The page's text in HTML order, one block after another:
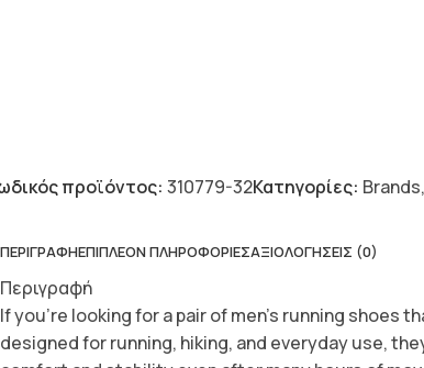
προϊόντος:310779-32Κατηγορίες: Brands,
ΠΕΡΙΓΡΑΦΉΕΠΙΠΛΈΟΝ ΠΛΗΡΟΦΟΡΊΕΣΑΞΙΟΛΟΓΉΣΕΙΣ (0)
Περιγραφή
If you’re looking for a pair of men’s running
designed for running, hiking, and everyday use,